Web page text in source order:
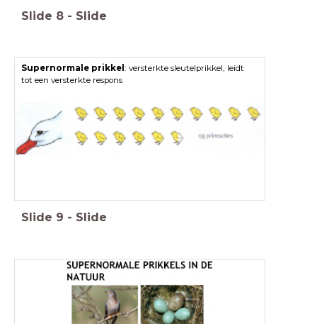
Slide 8 - Slide
Supernormale prikkel: versterkte sleutelprikkel, leidt
tot een versterkte respons
Slide 9 - Slide